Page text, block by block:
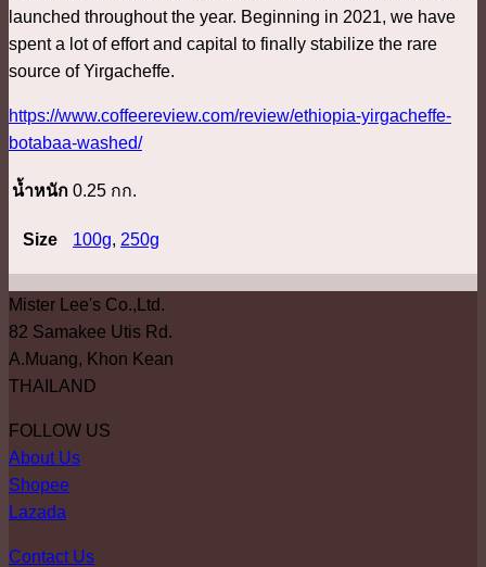
launched throughout the year. Beginning in 2021, we have
spent a lot of effort and capital to finally stabilize the rare
source of Yirgacheffe.
https://www.coffeereview.com/review/ethiopia-yirgacheffe-
botabaa-washed/
น้ำหนัก 0.25 กก.
Size 100g, 250g
Mister Lee's Co.,Ltd.
82 Samakee Utis Rd.
A.Muang, Khon Kean
THAILAND
FOLLOW US
About Us
Shopee
Lazada
Contact Us